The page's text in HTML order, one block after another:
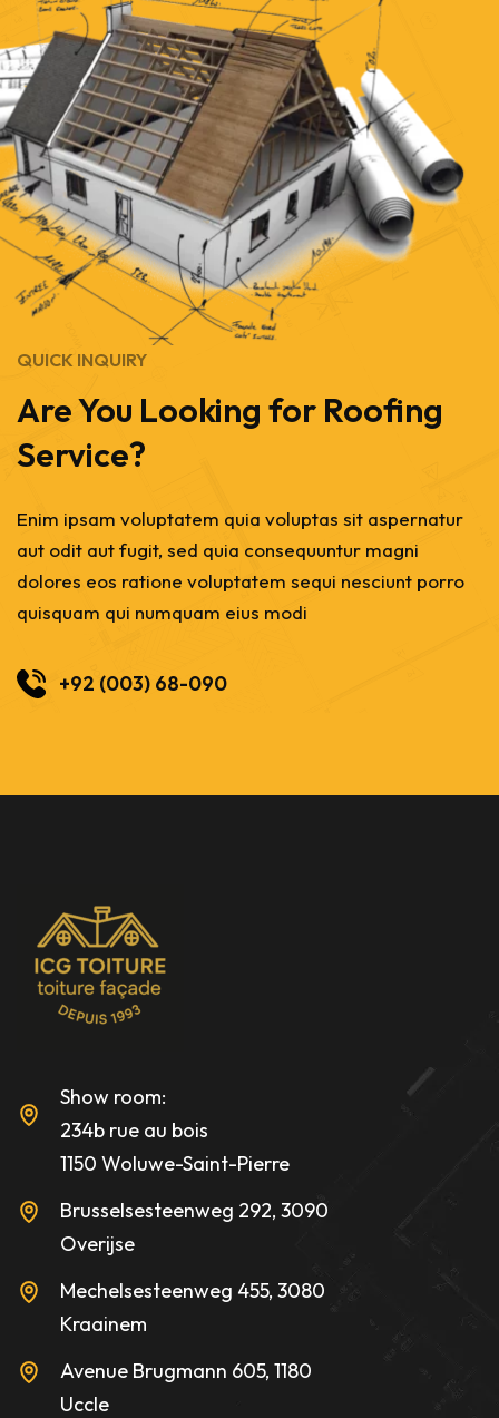
QUICK INQUIRY
Are You Looking for Roofing
Service?
Enim ipsam voluptatem quia voluptas sit aspernatur
aut odit aut fugit, sed quia consequuntur magni
dolores eos ratione voluptatem sequi nesciunt porro
quisquam qui numquam eius modi
+92 (003) 68-090
Show room:
234b rue au bois
1150 Woluwe-Saint-Pierre
Brusselsesteenweg 292, 3090
Overijse
Mechelsesteenweg 455, 3080
Kraainem
Avenue Brugmann 605, 1180
Uccle